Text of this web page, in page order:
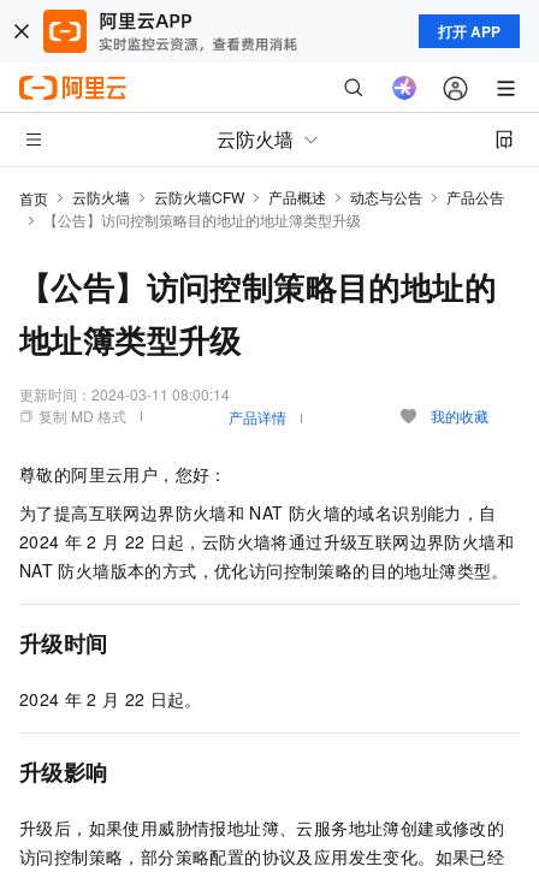
打开 APP
云防火墙
首页 云防火墙 云防火墙CFW 产品概述 动态与公告
产品公告
【公告】访问控制策略目的地址的地址簿类型升级
【公告】访问控制策略目的地址的
地址簿类型升级
更新时间： 2024-03-11 08:00:14
复制 MD 格式
产品详情 我的收藏
尊敬的阿里云用户，您好：
为了提高互联网边界防火墙和 NAT 防火墙的域名识别能力，自
2024 年 2 月 22 日起，云防火墙将通过升级互联网边界防火墙和
NAT 防火墙版本的方式，优化访问控制策略的目的地址簿类型。
升级时间
2024 年 2 月 22 日起。
升级影响
升级后，如果使用威胁情报地址簿、云服务地址簿创建或修改的
访问控制策略，部分策略配置的协议及应用发生变化。如果已经